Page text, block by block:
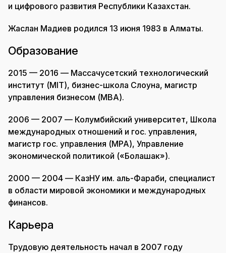
и цифрового развития Республики Казахстан.
Жаслан Мадиев родился 13 июня 1983 в Алматы.
Образование
2015 — 2016 — Массачусетский технологический
институт (MIT), бизнес-школа Слоуна, магистр
управления бизнесом (MBA).
2006 — 2007 — Колумбийский университет, Школа
международных отношений и гос. управления,
магистр гос. управления (MPA), Управление
экономической политикой («Болашак»).
2000 — 2004 — КазНУ им. аль-Фараби, специалист
в области мировой экономики и международных
финансов.
Карьера
Трудовую деятельность начал в 2007 году